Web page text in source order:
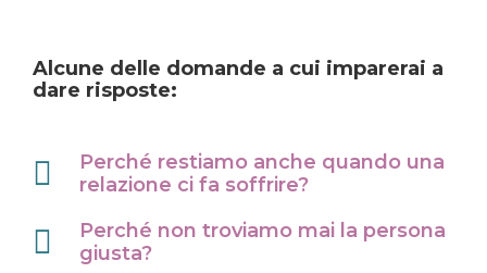
Alcune delle domande a cui imparerai a
dare risposte:
Perché restiamo anche quando una
relazione ci fa soffrire?
Perché non troviamo mai la persona
giusta?